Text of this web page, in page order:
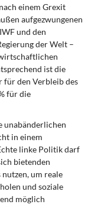
einem Grexit
aufgezwungenen
und den
der Welt –
ist die
für den Verbleib des
für die
unabänderlichen
in einem
linke Politik darf
bietenden
um reale
und soziale
möglich